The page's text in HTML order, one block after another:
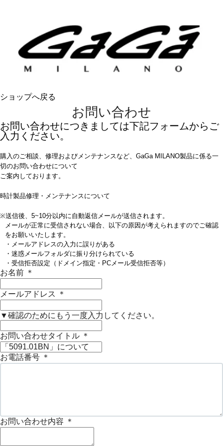
ショップへ戻る
お問い合わせ
お問い合わせにつきましては下記フォームからご
入力ください。
購入のご相談、修理およびメンテナンスなど、GaGa MILANO製品に係る一
切のお問い合わせについて
ご案内しております。
時計製品修理・メンテナンスについて
※送信後、5~10分以内に自動返信メールが送信されます。
メールが正常に受信されない場合、以下の原因が考えられますのでご確認
をお願いいたします。
・メールアドレスの入力に誤りがある
・迷惑メールフォルダに振り分けられている
・受信拒否設定（ドメイン指定・PCメール受信拒否等）
お名前 ＊
メールアドレス ＊
▼確認のためにもう一度入力してください。
お問い合わせタイトル ＊
お電話番号 ＊
お問い合わせ内容 ＊